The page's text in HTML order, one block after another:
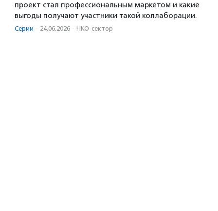
проект стал профессиональным маркетом и какие
выгоды получают участники такой коллаборации.
Серии · 24.06.2026 · НКО-сектор